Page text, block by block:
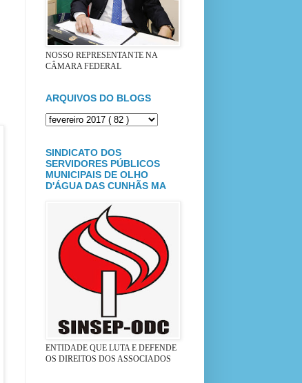
NOSSO REPRESENTANTE NA
CÂMARA FEDERAL
ARQUIVOS DO BLOGS
SINDICATO DOS
SERVIDORES PÚBLICOS
MUNICIPAIS DE OLHO
D'ÁGUA DAS CUNHÃS MA
ENTIDADE QUE LUTA E DEFENDE
OS DIREITOS DOS ASSOCIADOS